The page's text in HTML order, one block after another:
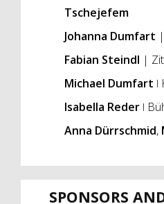
Tschejefem
Johanna Dumfart
Fabian Steindl |
Michael Dumfart
Isabella Rederǀ
Anna Dürrschmid,
SPONSORS